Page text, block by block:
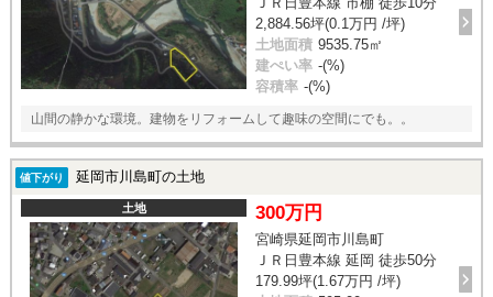
2,884.56坪(0.1万円 /坪)
土地面積 9535.75㎡
建ぺい率 -(%)
容積率 -(%)
山間の静かな環境。建物をリフォームして趣味の空間にでも。。
値下がり 延岡市川島町の土地
土地 300万円
宮崎県延岡市川島町
ＪＲ日豊本線 延岡 徒歩50分
179.99坪(1.67万円 /坪)